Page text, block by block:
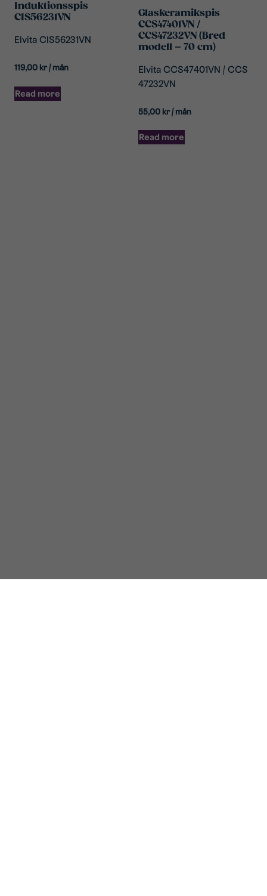
Induktionsspis
CIS56231VN
Elvita CIS56231VN
119,00 kr/ mån
Read more
Glaskeramikspis
CCS47401VN /
CCS47232VN (Bred
modell – 70 cm)
Elvita CCS47401VN / CCS
47232VN
55,00 kr/ mån
Read more